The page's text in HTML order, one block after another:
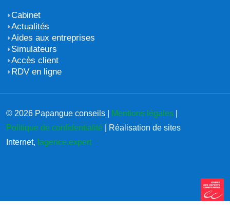
Cabinet
Actualités
Aides aux entreprises
Simulateurs
Accès client
RDV en ligne
© 2026 Papangue conseils | Mentions légales
Politique de confidentialité | Réalisation de sites
Internet, lagence.expert